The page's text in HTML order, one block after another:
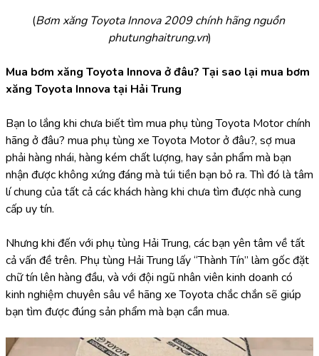
(Bơm xăng Toyota Innova 2009 chính hãng nguồn
phutunghaitrung.vn)
Mua bơm xăng Toyota Innova ở đâu? Tại sao lại mua bơm
xăng Toyota Innova tại Hải Trung
Bạn lo lắng khi chưa biết tìm mua phụ tùng Toyota Motor chính
hãng ở đâu? mua phụ tùng xe Toyota Motor ở đâu?, sợ mua
phải hàng nhái, hàng kém chất lượng, hay sản phẩm mà bạn
nhận được không xứng đáng mà túi tiền bạn bỏ ra. Thì đó là tâm
lí chung của tất cả các khách hàng khi chưa tìm được nhà cung
cấp uy tín.
Nhưng khi đến với phụ tùng Hải Trung, các bạn yên tâm về tất
cả vấn đề trên. Phụ tùng Hải Trung lấy “Thành Tín” làm gốc đặt
chữ tín lên hàng đầu, và với đội ngũ nhân viên kinh doanh có
kinh nghiệm chuyên sâu về hãng xe Toyota chắc chắn sẽ giúp
bạn tìm được đúng sản phẩm mà bạn cần mua.